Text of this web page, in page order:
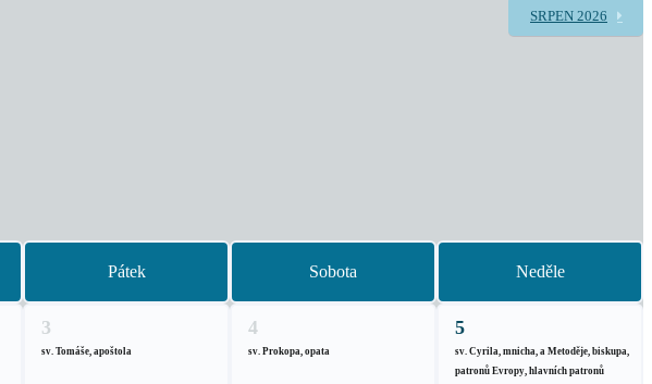
SRPEN 2026
Pátek Sobota Neděle
3
sv. Tomáše, apoštola
4
sv. Prokopa, opata
5
sv. Cyrila, mnicha, a Metoděje, biskupa,
patronů Evropy, hlavních patronů